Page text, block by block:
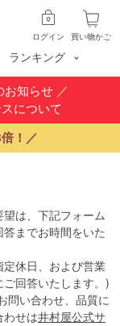
買い物かご
ログイン
ランキング
お知らせ／
について
！／
は、下記フォーム
までお時間をいた
休日、および営業
回答いたします。)
問い合わせ、品質に
わせは井村屋公式サ